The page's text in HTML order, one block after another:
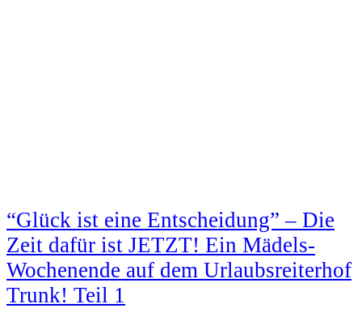
“Glück ist eine Entscheidung” – Die
Zeit dafür ist JETZT! Ein Mädels-
Wochenende auf dem Urlaubsreiterhof
Trunk! Teil 1